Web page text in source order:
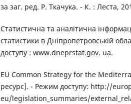
за заг. ред. Р. Ткачука. - К. : Леста,
Статистична та аналітична
статистики в Дніпропетровській
доступу : www.dneprstat.gov. ua.
EU Common Strategy for the
ресурс]. - Режим доступу: http://
eu/legislation_summaries/